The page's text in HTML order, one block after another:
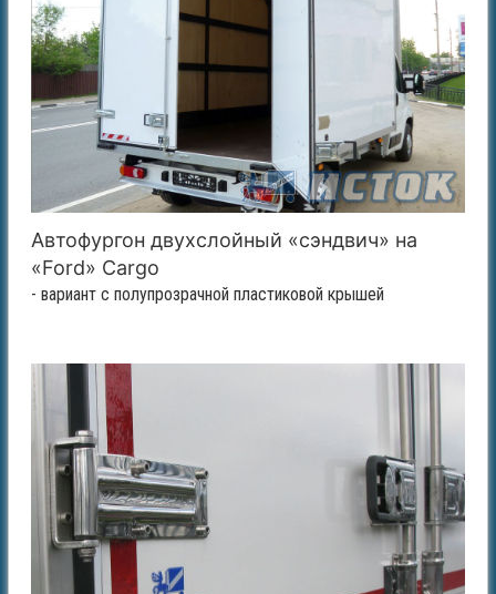
Автофургон двухслойный «сэндвич» на
«Ford» Cargo
- вариант с полупрозрачной пластиковой крышей